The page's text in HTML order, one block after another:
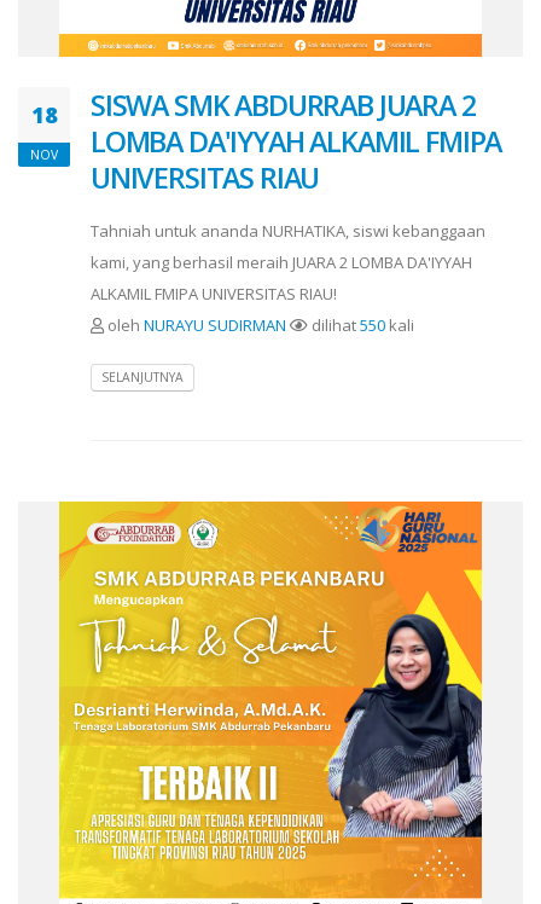
18
NOV
SISWA SMK ABDURRAB JUARA 2
LOMBA DA'IYYAH ALKAMIL FMIPA
UNIVERSITAS RIAU
​Tahniah untuk ananda NURHATIKA, siswi kebanggaan
kami, yang berhasil meraih JUARA 2 LOMBA DA'IYYAH
ALKAMIL FMIPA UNIVERSITAS RIAU!
oleh NURAYU SUDIRMAN dilihat550 kali
SELANJUTNYA